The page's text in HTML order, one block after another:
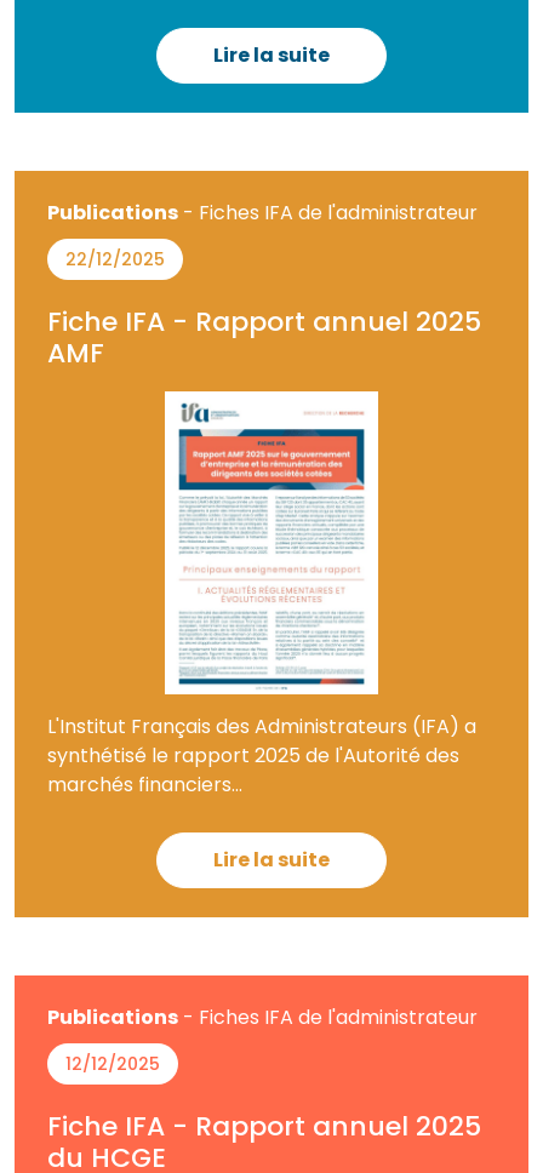
Lire la suite
Publications- Fiches IFA de l'administrateur
22/12/2025
Fiche IFA - Rapport annuel 2025
AMF
L'Institut Français des Administrateurs (IFA) a
synthétisé le rapport 2025 de l'Autorité des
marchés financiers...
Lire la suite
Publications- Fiches IFA de l'administrateur
12/12/2025
Fiche IFA - Rapport annuel 2025
du HCGE